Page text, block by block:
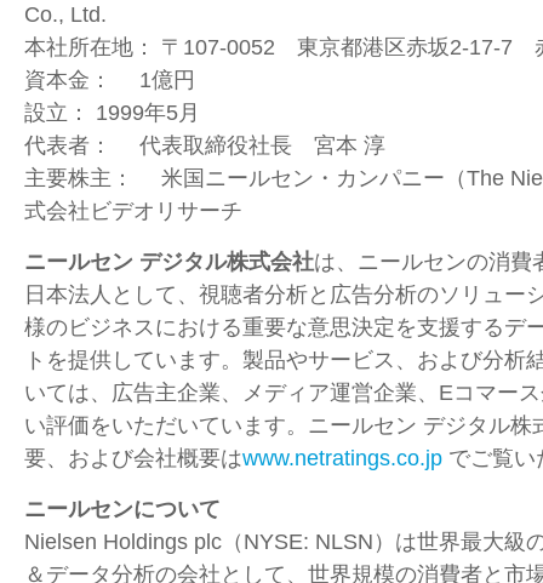
Co., Ltd.
本社所在地： 〒107-0052 東京都港区赤坂2-17-7
資本金： 1億円
設立： 1999年5月
代表者： 代表取締役社長 宮本 淳
主要株主： 米国ニールセン・カンパニー（The
式会社ビデオリサーチ
ニールセン デジタル株式会社は、ニールセンの消費
日本法人として、視聴者分析と広告分析のソリュー
様のビジネスにおける重要な意思決定を支援するデ
トを提供しています。製品やサービス、および分析
いては、広告主企業、メディア運営企業、Eコマー
い評価をいただいています。ニールセン デジタル株
要、および会社概要はwww.netratings.co.jp でご覧い
ニールセンについて
Nielsen Holdings plc（NYSE: NLSN）は世界最大級
＆データ分析の会社として、世界規模の消費者と市